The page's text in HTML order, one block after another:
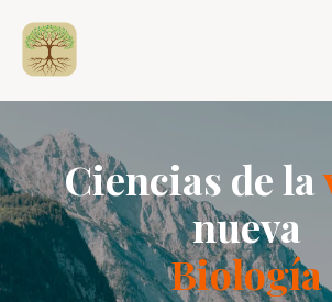
Ciencias de la
nueva
Biología